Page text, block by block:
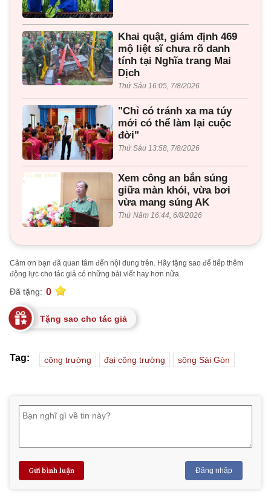
Khai quật, giám định 469
mộ liệt sĩ chưa rõ danh
tính tại Nghĩa trang Mai
Dịch
Thứ Sáu 16:05, 7/8/2026
"Chỉ có tránh xa ma túy
mới có thể làm lại cuộc
đời"
Thứ Sáu 13:58, 7/8/2026
Xem công an bắn súng
giữa màn khói, vừa bơi
vừa mang súng AK
Thứ Năm 16:44, 6/8/2026
Cảm ơn bạn đã quan tâm đến nội dung trên. Hãy tặng sao để tiếp thêm
động lực cho tác giả có những bài viết hay hơn nữa.
Đã tặng: 0
Tặng sao cho tác giả
Tag: công trường đại công trường sông Sài Gòn
Gửi bình luận Đăng nhập